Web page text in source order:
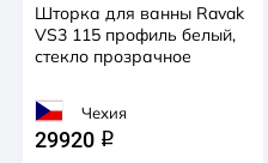
Шторка для ванны Ravak
VS3 115 профиль белый,
стекло прозрачное
Чехия
29920 q